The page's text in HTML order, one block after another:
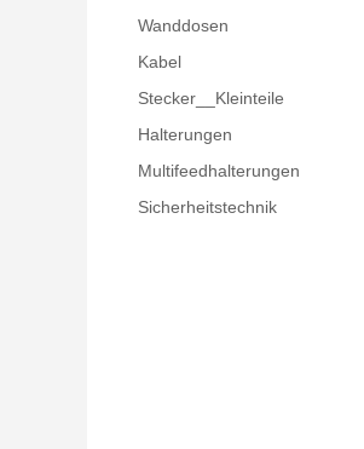
Wanddosen
Kabel
Stecker__Kleinteile
Halterungen
Multifeedhalterungen
Sicherheitstechnik